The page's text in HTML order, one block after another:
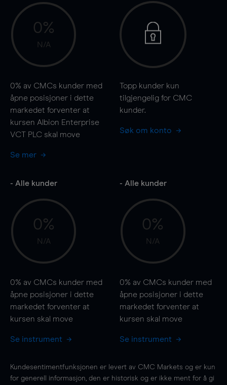
0%
N/A
0% av CMCs kunder med
åpne posisjoner i dette
markedet forventer at
kursen Albion Enterprise
VCT PLC skal move
Se mer
Topp kunder kun
tilgjengelig for CMC
kunder.
Søk om konto
- Alle kunder
0%
N/A
0% av CMCs kunder med
åpne posisjoner i dette
markedet forventer at
kursen skal move
Se instrument
- Alle kunder
0%
N/A
0% av CMCs kunder med
åpne posisjoner i dette
markedet forventer at
kursen skal move
Se instrument
Kundesentimentfunksjonen er levert av CMC Markets og er kun
for generell informasjon, den er historisk og er ikke ment for å gi